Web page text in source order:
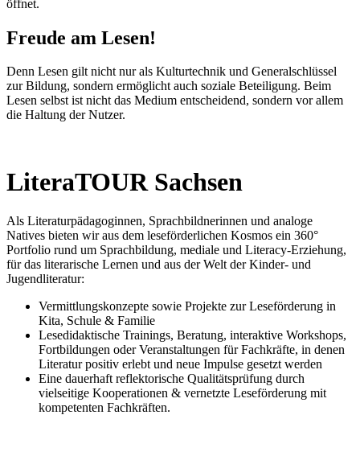
öffnet.
Freude am Lesen!
Denn Lesen gilt nicht nur als Kulturtechnik und Generalschlüssel
zur Bildung, sondern ermöglicht auch soziale Beteiligung. Beim
Lesen selbst ist nicht das Medium entscheidend, sondern vor allem
die Haltung der Nutzer.
LiteraTOUR Sachsen
Als Literaturpädagoginnen, Sprachbildnerinnen und analoge
Natives bieten wir aus dem leseförderlichen Kosmos ein 360°
Portfolio rund um Sprachbildung, mediale und Literacy-Erziehung,
für das literarische Lernen und aus der Welt der Kinder- und
Jugendliteratur:
Vermittlungskonzepte sowie Projekte zur Leseförderung in
Kita, Schule & Familie
Lesedidaktische Trainings, Beratung, interaktive Workshops,
Fortbildungen oder Veranstaltungen für Fachkräfte, in denen
Literatur positiv erlebt und neue Impulse gesetzt werden
Eine dauerhaft reflektorische Qualitätsprüfung durch
vielseitige Kooperationen & vernetzte Leseförderung mit
kompetenten Fachkräften.